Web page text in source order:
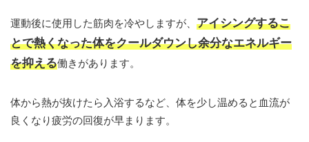
運動後に使用した筋肉を冷やしますが、 アイシングするこ
とで熱くなった体をクールダウンし余分なエネルギー
を抑える働きがあります。
体から熱が抜けたら入浴するなど、体を少し温めると血流が
良くなり疲労の回復が早まります。